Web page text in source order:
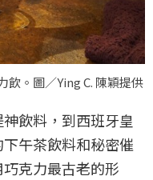
飲。圖／Ying C. 陳穎提供
飲料，到西班牙皇
午茶飲料和秘密催
克力最古老的形